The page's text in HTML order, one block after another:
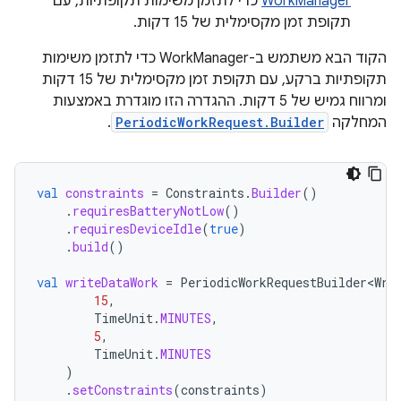
תקופת זמן מקסימלית של 15 דקות.
הקוד הבא משתמש ב-WorkManager כדי לתזמן משימות
תקופתיות ברקע, עם תקופת זמן מקסימלית של 15 דקות
ומרווח גמיש של 5 דקות. ההגדרה הזו מוגדרת באמצעות
המחלקה PeriodicWorkRequest.Builder
.
val constraints = Constraints .Builder()
. requiresBatteryNotLow()
. requiresDeviceIdle(true)
.build()
val writeDataWork =
15,
TimeUnit.MINUTES,
5,
TimeUnit.MINUTES
)
. setConstraints(constraints)